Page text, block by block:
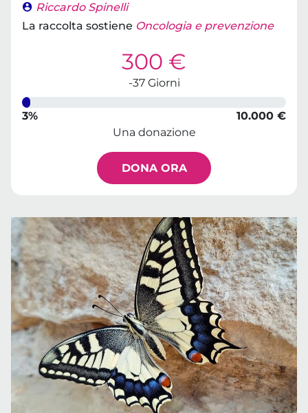
Riccardo Spinelli
La raccolta sostiene Oncologia e prevenzione
300 €
-37 Giorni
3%
10.000 €
Una donazione
DONA ORA